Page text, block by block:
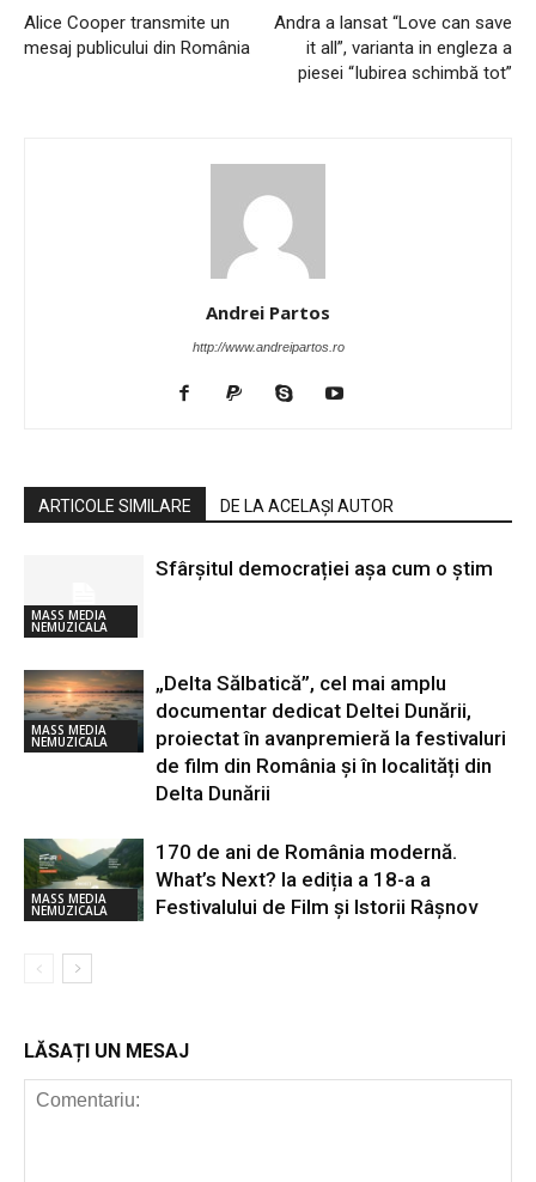
Alice Cooper transmite un
mesaj publicului din România
Andra a lansat “Love can save
it all”, varianta in engleza a
piesei “Iubirea schimbă tot”
Andrei Partos
http://www.andreipartos.ro
ARTICOLE SIMILARE DE LA ACELAȘI AUTOR
MASS MEDIA
NEMUZICALA
Sfârșitul democrației așa cum o știm
MASS MEDIA
NEMUZICALA
„Delta Sălbatică”, cel mai amplu
documentar dedicat Deltei Dunării,
proiectat în avanpremieră la festivaluri
de film din România și în localități din
Delta Dunării
MASS MEDIA
NEMUZICALA
170 de ani de România modernă.
What’s Next? la ediția a 18-a a
Festivalului de Film și Istorii Râșnov
LĂSAȚI UN MESAJ